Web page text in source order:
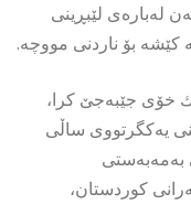
لەبارەی لێبڕینی
خۆی جێبەجێ كرا،
یەكگرتووی ساڵی
بەمەبەستی
كوردستان،